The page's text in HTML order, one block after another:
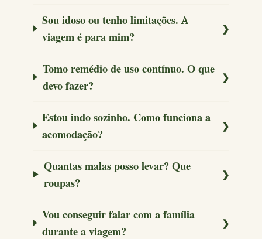
Sou idoso ou tenho limitações. A
viagem é para mim?
Tomo remédio de uso contínuo. O que
devo fazer?
Estou indo sozinho. Como funciona a
acomodação?
Quantas malas posso levar? Que
roupas?
Vou conseguir falar com a família
durante a viagem?